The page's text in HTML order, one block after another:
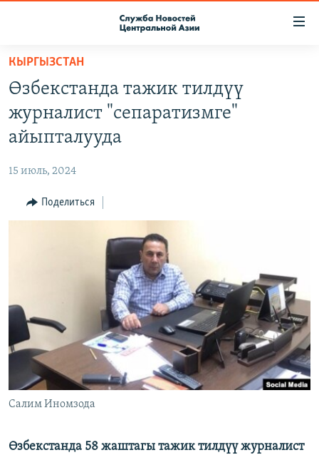
Вернуться
основному
содержанию
Вернутся
главной
Вернутся
О ПРОЕКТЕ
КОНТАКТЫ
НАСТОЯЩЕЕ ВРЕМЯ
МИГРАНТ МЕДИА
КЫРГЫЗСТАН
Өзбекстанда тажик тилдүү
журналист "сепаратизмге"
айыпталууда
15 июль, 2024
Поделиться
Салим Иномзода
Өзбекстанда 58 жаштагы тажик тилдүү журналист